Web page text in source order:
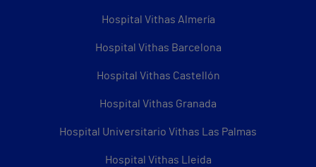
Hospital Vithas Almería
Hospital Vithas Barcelona
Hospital Vithas Castellón
Hospital Vithas Granada
Hospital Universitario Vithas Las Palmas
Hospital Vithas Lleida